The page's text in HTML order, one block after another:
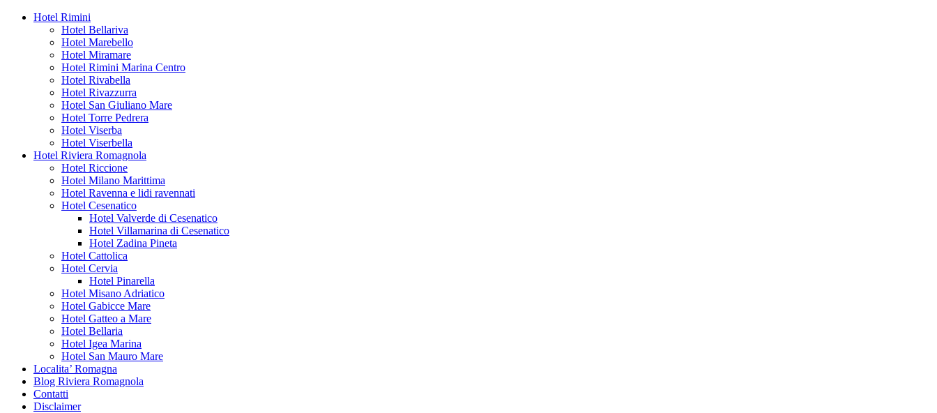
Hotel Rimini
Hotel Bellariva
Hotel Marebello
Hotel Miramare
Hotel Rimini Marina Centro
Hotel Rivabella
Hotel Rivazzurra
Hotel San Giuliano Mare
Hotel Torre Pedrera
Hotel Viserba
Hotel Viserbella
Hotel Riviera Romagnola
Hotel Riccione
Hotel Milano Marittima
Hotel Ravenna e lidi ravennati
Hotel Cesenatico
Hotel Valverde di Cesenatico
Hotel Villamarina di Cesenatico
Hotel Zadina Pineta
Hotel Cattolica
Hotel Cervia
Hotel Pinarella
Hotel Misano Adriatico
Hotel Gabicce Mare
Hotel Gatteo a Mare
Hotel Bellaria
Hotel Igea Marina
Hotel San Mauro Mare
Localita’ Romagna
Blog Riviera Romagnola
Contatti
Disclaimer